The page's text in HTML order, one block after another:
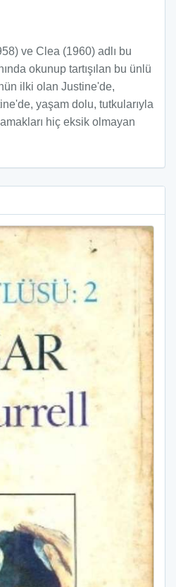
ve Clea (1960) adlı bu
okunup tartışılan bu ünlü
ilki olan Justine'de,
yaşam dolu, tutkularıyla
hiç eksik olmayan